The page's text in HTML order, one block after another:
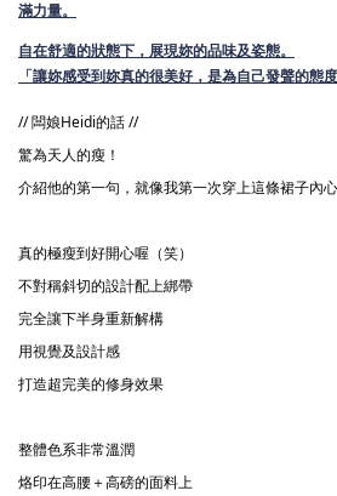
滿力量。
自在舒適的狀態下，展現妳的品味及姿態。
「讓妳感受到妳真的很美好，是為自己發聲的態度
// 闆娘Heidi的話 //
驚為天人的瘦！
介紹他的第一句，就像我第一次穿上這條裙子內
真的極瘦到好開心喔（笑）
不對稱斜切的設計配上綁帶
完全讓下半身重新解構
用視覺及設計感
打造超完美的修身效果
整體色系非常溫潤
烙印在高腰＋高磅的面料上